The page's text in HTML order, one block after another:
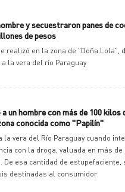
y secuestraron panes de
de pesos
realizó en la zona de "Doña Lola",
la vera del río Paraguay
un hombre con más de 100 kilos
conocida como "Papilín"
la vera del Río Paraguay cuando
con la droga, valuada en más de
De esa cantidad de estupefaciente,
destinadas al consumidor